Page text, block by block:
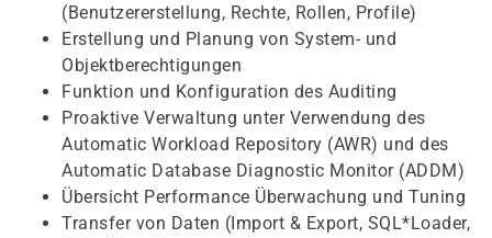
(Benutzererstellung, Rechte, Rollen, Profile)
Erstellung und Planung von System- und
Objektberechtigungen
Funktion und Konfiguration des Auditing
Proaktive Verwaltung unter Verwendung des
Automatic Workload Repository (AWR) und des
Automatic Database Diagnostic Monitor (ADDM)
Übersicht Performance Überwachung und Tuning
Transfer von Daten (Import & Export, SQL*Loader,